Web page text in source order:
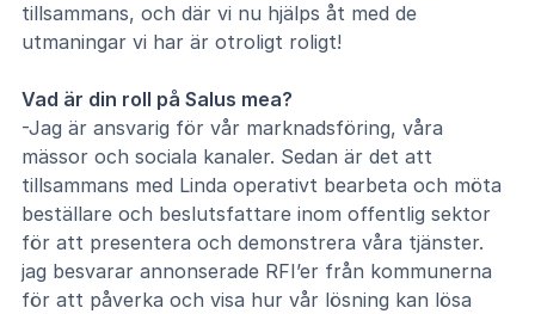
tillsammans, och där vi nu hjälps åt med de
utmaningar vi har är otroligt roligt!
Vad är din roll på Salus mea?
-Jag är ansvarig för vår marknadsföring, våra
mässor och sociala kanaler. Sedan är det att
tillsammans med Linda operativt bearbeta och möta
beställare och beslutsfattare inom offentlig sektor
för att presentera och demonstrera våra tjänster.
jag besvarar annonserade RFI’er från kommunerna
för att påverka och visa hur vår lösning kan lösa